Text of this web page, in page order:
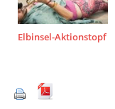
Elbinsel-Aktionstopf